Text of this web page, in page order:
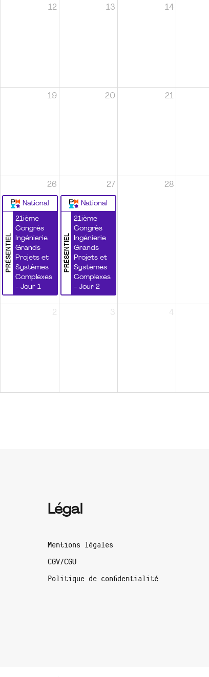
12 13 14
19 20 21
26
National
PRÉSENTIEL
21ième
Congrès
Ingénierie
Grands
Projets et
Systèmes
Complexes
- Jour 1
27
National
PRÉSENTIEL
21ième
Congrès
Ingénierie
Grands
Projets et
Systèmes
Complexes
- Jour 2
28
2 3 4
Légal
Mentions légales
CGV/CGU
Politique de confidentialité